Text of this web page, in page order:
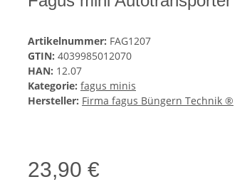
Artikelnummer: FAG1207
GTIN: 4039985012070
HAN: 12.07
Kategorie: fagus minis
Hersteller: Firma fagus Büngern Technik ®
23,90 €